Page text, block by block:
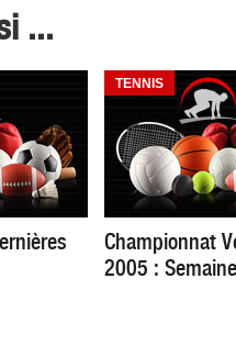
...
TENNIS
Championnat
2005 :